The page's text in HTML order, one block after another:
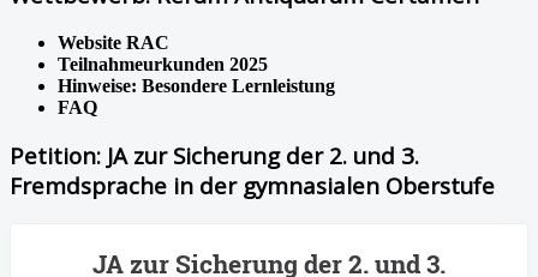
Website RAC
Teilnahmeurkunden 2025
Hinweise: Besondere Lernleistung
FAQ
Petition: JA zur Sicherung der 2. und 3.
Fremdsprache in der gymnasialen Oberstufe
JA zur Sicherung der 2. und 3.